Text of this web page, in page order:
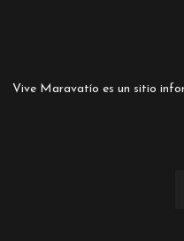
Vive Maravatío es un sitio